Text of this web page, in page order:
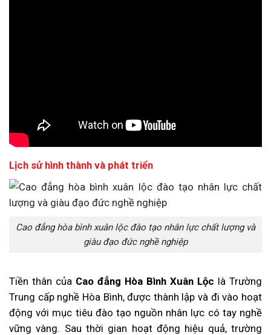
Lịch sử hình thành và phát triển
Cao đẳng hòa bình xuân lộc đào tạo nhân lực chất lượng và
giàu đạo đức nghề nghiệp
Tiền thân của Cao đẳng Hòa Bình Xuân Lộc là Trường
Trung cấp nghề Hòa Bình, được thành lập và đi vào hoạt
động với mục tiêu đào tạo nguồn nhân lực có tay nghề
vững vàng. Sau thời gian hoạt động hiệu quả, trường